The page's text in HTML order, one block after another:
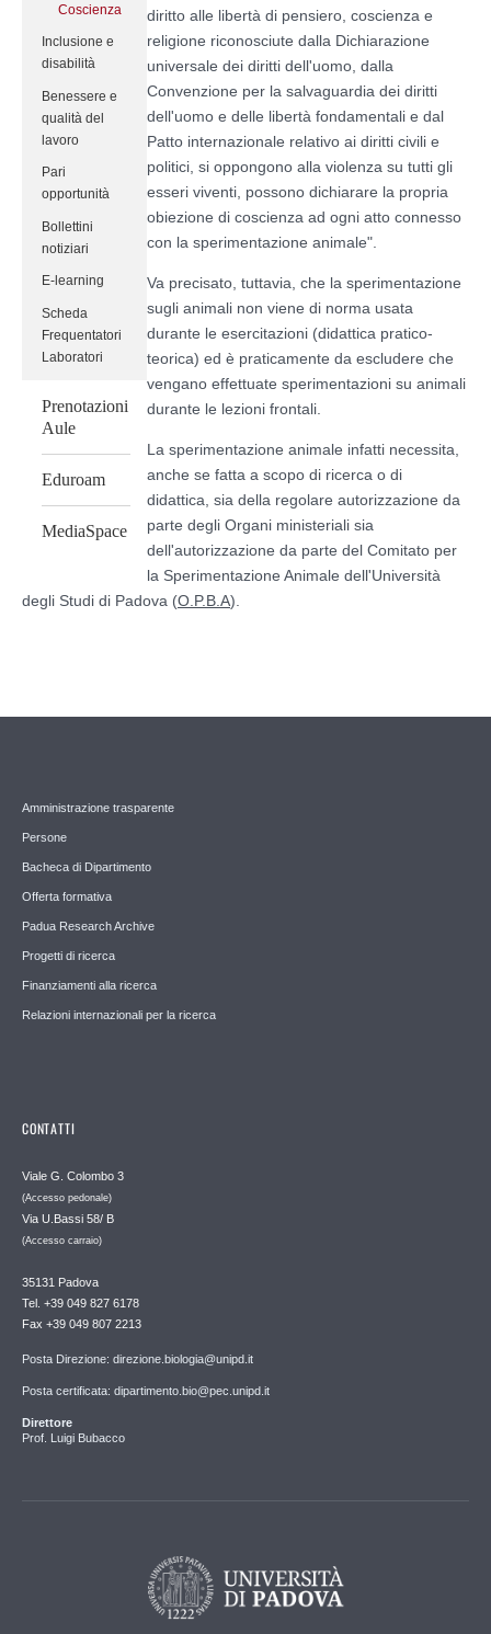
Coscienza
Inclusione e
disabilità
Benessere e
qualità del
lavoro
Pari
opportunità
Bollettini
notiziari
E-learning
Scheda
Frequentatori
Laboratori
Prenotazioni
Aule
Eduroam
MediaSpace
diritto alle libertà di pensiero, coscienza e
religione riconosciute dalla Dichiarazione
universale dei diritti dell'uomo, dalla
Convenzione per la salvaguardia dei diritti
dell'uomo e delle libertà fondamentali e dal
Patto internazionale relativo ai diritti civili e
politici, si oppongono alla violenza su tutti gli
esseri viventi, possono dichiarare la propria
obiezione di coscienza ad ogni atto connesso
con la sperimentazione animale".
Va precisato, tuttavia, che la sperimentazione
sugli animali non viene di norma usata
durante le esercitazioni (didattica pratico-
teorica) ed è praticamente da escludere che
vengano effettuate sperimentazioni su animali
durante le lezioni frontali.
La sperimentazione animale infatti necessita,
anche se fatta a scopo di ricerca o di
didattica, sia della regolare autorizzazione da
parte degli Organi ministeriali sia
dell'autorizzazione da parte del Comitato per
la Sperimentazione Animale dell'Università
degli Studi di Padova (O.P.B.A).
Amministrazione trasparente
Persone
Bacheca di Dipartimento
Offerta formativa
Padua Research Archive
Progetti di ricerca
Finanziamenti alla ricerca
Relazioni internazionali per la ricerca
CONTATTI
Viale G. Colombo 3
(Accesso pedonale)
Via U.Bassi 58/ B
(Accesso carraio)
35131 Padova
Tel. +39 049 827 6178
Fax +39 049 807 2213
Posta Direzione: direzione.biologia@unipd.it
Posta certificata: dipartimento.bio@pec.unipd.it
Direttore
Prof. Luigi Bubacco